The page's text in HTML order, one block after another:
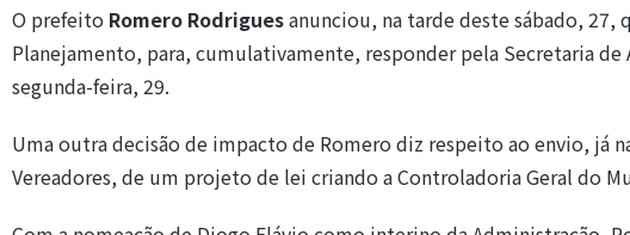
O prefeito Romero Rodriguesanunciou, na tarde deste sábado, 27,
Planejamento, para, cumulativamente, responder pela Secretaria
segunda-feira, 29.
Uma outra decisão de impacto de Romero diz respeito ao envio, já
Vereadores, de um projeto de lei criando a Controladoria Geral do